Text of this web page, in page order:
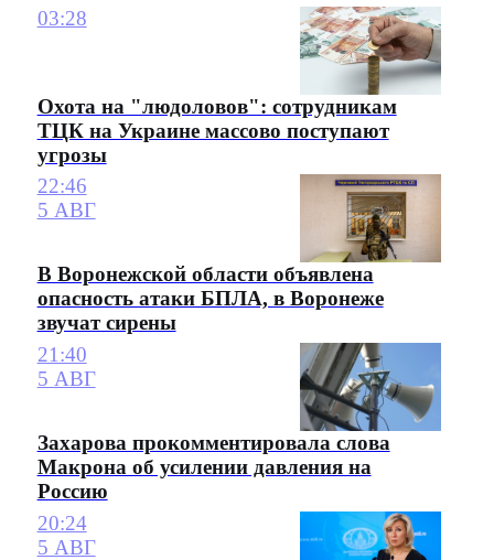
03:28
Охота на "людоловов": сотрудникам
ТЦК на Украине массово поступают
угрозы
22:46
5 АВГ
В Воронежской области объявлена
опасность атаки БПЛА, в Воронеже
звучат сирены
21:40
5 АВГ
Захарова прокомментировала слова
Макрона об усилении давления на
Россию
20:24
5 АВГ